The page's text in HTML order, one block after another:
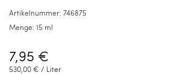
Artikelnummer: 746875
Menge: 15 ml
7,95 €
530,00 € / Liter